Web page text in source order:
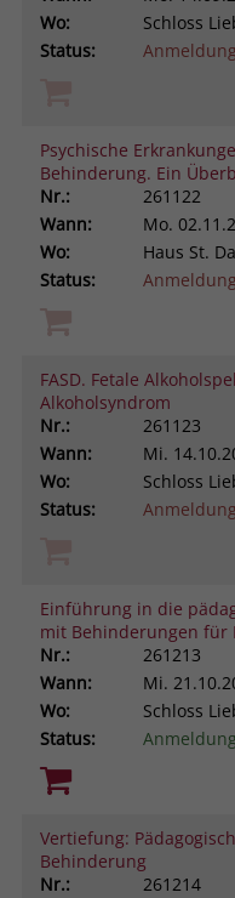
Wo:
Schloss
Status:
Psychische
Behinderung. Ein
Nr.:
261122
Wann:
Mo.
Wo:
Haus St.
Status:
FASD. Fetale
Alkoholsyndrom
Nr.:
261123
Wann:
Mi.
Wo:
Schloss
Status:
Einführung in die
mit Behinderungen für
Nr.:
261213
Wann:
Mi.
Wo:
Schloss
Status:
Vertiefung:
Behinderung
Nr.:
261214